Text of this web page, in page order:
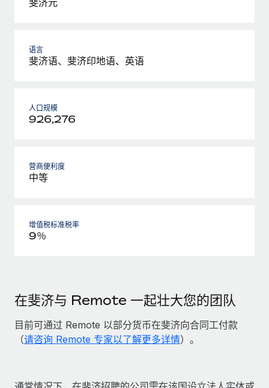
语言
斐济语、斐济印地语、英语
人口规模
926,276
营商便利度
中等
增值税标准税率
9％
在斐济与 Remote 一起壮大您的团队
目前可通过 Remote 以部分货币在斐济向合同工付款
（请咨询 Remote 专家以了解更多详情）。